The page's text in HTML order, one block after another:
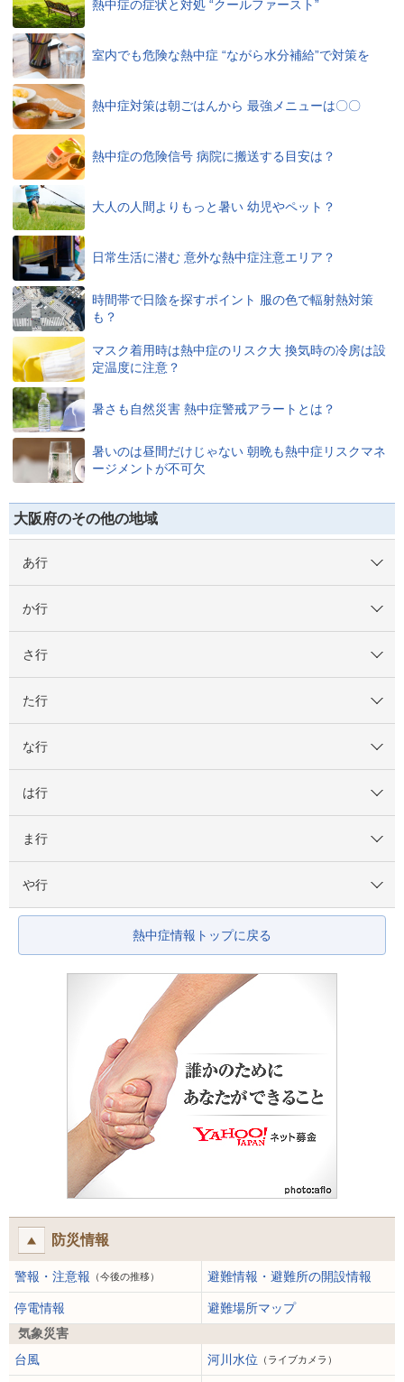
熱中症の症状と対処 “クールファースト”
室内でも危険な熱中症 “ながら水分補給”で対策を
熱中症対策は朝ごはんから 最強メニューは〇〇
熱中症の危険信号 病院に搬送する目安は？
大人の人間よりもっと暑い 幼児やペット？
日常生活に潜む 意外な熱中症注意エリア？
時間帯で日陰を探すポイント 服の色で輻射熱対策
も？
マスク着用時は熱中症のリスク大 換気時の冷房は設
定温度に注意？
暑さも自然災害 熱中症警戒アラートとは？
暑いのは昼間だけじゃない 朝晩も熱中症リスクマネ
ージメントが不可欠
大阪府のその他の地域
あ行
か行
さ行
た行
な行
は行
ま行
や行
熱中症情報トップに戻る
防災情報
警報・注意報 （今後の推移） 避難情報・避難所の開設情報
停電情報
避難場所マップ
気象災害
台風
河川水位 （ライブカメラ）